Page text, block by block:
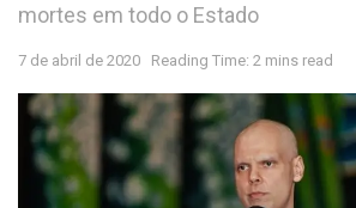
mortes em todo o Estado
7 de abril de 2020 Reading Time: 2 mins read